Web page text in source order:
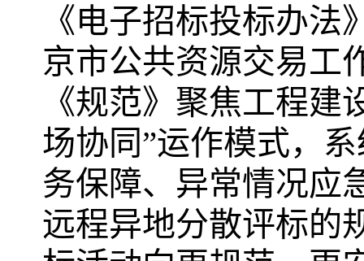
《电子招标投标办
京市公共资源交易工
《规范》聚焦工程
场协同”运作模式，
务保障、异常情况应
远程异地分散评标的